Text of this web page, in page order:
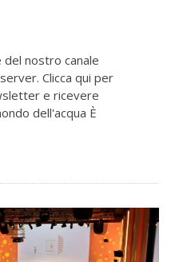
nostro canale
Clicca qui per
e ricevere
dell'acqua È